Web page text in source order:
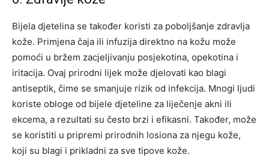
Bijela djetelina se također koristi za poboljšanje zdravlja
kože. Primjena čaja ili infuzija direktno na kožu može
pomoći u bržem zacjeljivanju posjekotina, opekotina i
iritacija. Ovaj prirodni lijek može djelovati kao blagi
antiseptik, čime se smanjuje rizik od infekcija. Mnogi ljudi
koriste obloge od bijele djeteline za liječenje akni ili
ekcema, a rezultati su često brzi i efikasni. Također, može
se koristiti u pripremi prirodnih losiona za njegu kože,
koji su blagi i prikladni za sve tipove kože.